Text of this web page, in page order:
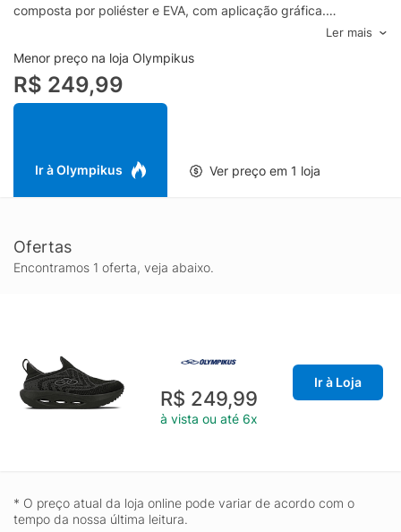
composta por poliéster e EVA, com aplicação gráfica.
Tecnologia de amortecimento EVASENSE, em um único bloco
de EVA, que proporciona maior leveza, maciez e flexibilidade
nas passadas.
Ler mais
Menor preço na loja Olympikus
R$ 249,99
Ir à Olympikus Ver preço em 1 loja
Ofertas
Encontramos 1 oferta, veja abaixo.
R$ 249,99
à vista ou até 6x
Ir à Loja
* O preço atual da loja online pode variar de acordo com o
tempo da nossa última leitura.